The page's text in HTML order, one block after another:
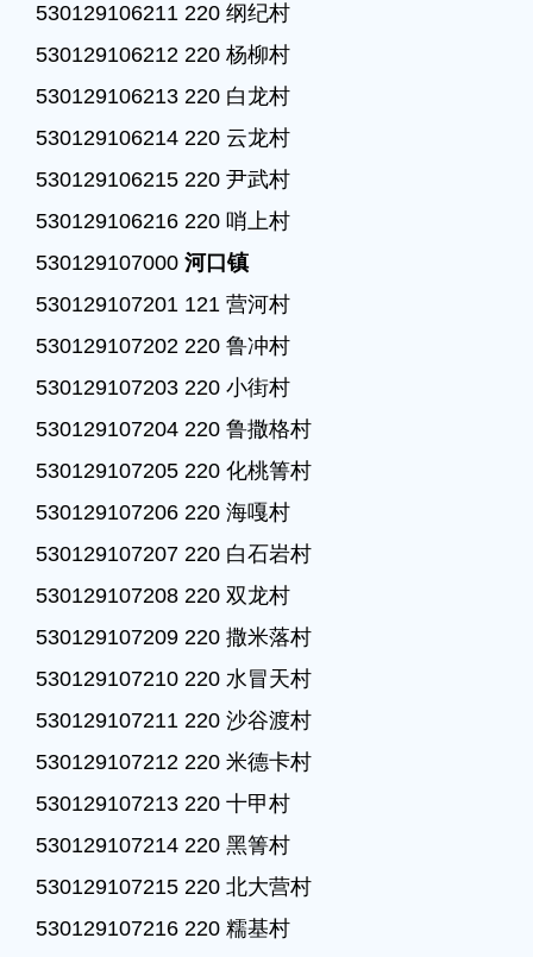
530129106211 220 纲纪村
530129106212 220 杨柳村
530129106213 220 白龙村
530129106214 220 云龙村
530129106215 220 尹武村
530129106216 220 哨上村
530129107000 河口镇
530129107201 121 营河村
530129107202 220 鲁冲村
530129107203 220 小街村
530129107204 220 鲁撒格村
530129107205 220 化桃箐村
530129107206 220 海嘎村
530129107207 220 白石岩村
530129107208 220 双龙村
530129107209 220 撒米落村
530129107210 220 水冒天村
530129107211 220 沙谷渡村
530129107212 220 米德卡村
530129107213 220 十甲村
530129107214 220 黑箐村
530129107215 220 北大营村
530129107216 220 糯基村